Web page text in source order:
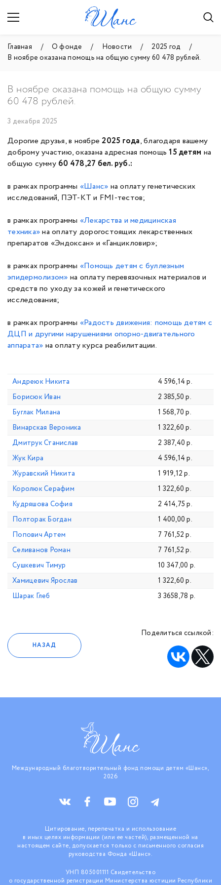
Главная О фонде Новости
2025 год
В ноябре оказана помощь на общую сумму 60 478 рублей.
В ноябре оказана помощь на общую сумму
60 478 рублей.
3 декабря 2025
Дорогие друзья, в ноябре 2025 года, благодаря вашему
доброму участию, оказана адресная помощь15 детям на
общую сумму 60 478,27 бел. руб.:
в рамках программы «Шанс» на оплату генетических
исследований, ПЭТ-КТ и FMI-тестов;
в рамках программы «Лекарства и медицинская
техника»на оплату дорогостоящих лекарственных
препаратов «Эндоксан» и «Ганцикловир»;
в рамках программы «Помощь детям с буллезным
эпидермолизом» на оплату перевязочных материалов и
средств по уходу за кожей и генетического
исследования;
в рамках программы «Радость движения: помощь детям с
ДЦП и другими нарушениями опорно-двигательного
аппарата» на оплату курса реабилитации.
Андреюк Никита
4 596,14 р.
Борисюк Иван
2 385,50 р.
Буглак Милана
1 568,70 р.
Винарская Вероника
1 322,60 р.
Дмитрук Станислав
2 387,40 р.
Жук Кира
4 596,14 р.
Журавский Никита
1 919,12 р.
Королюк Серафим
1 322,60 р.
Кудряшова София
2 414,75 р.
Полторак Богдан
1 400,00 р.
Попович Артем
7 761,52 р.
Селиванов Роман
7 761,52 р.
Сушкевич Тимур
10 347,00 р.
Хамицевич Ярослав
1 322,60 р.
Шарак Глеб
3 3658,78 р.
НАЗАД
Поделиться ссылкой:
Международный благотворительный фонд помощи детям «Шанс»,
2026
Цитирование, перепечатка и использование
в иных целях информации (или ее частей), размещенной на
настоящем сайте, допускается только с письменного согласия
руководства Фонда «Шанс».
УНП 805001111 Свидетельство
о государственной регистрации Министерства юстиции Республики